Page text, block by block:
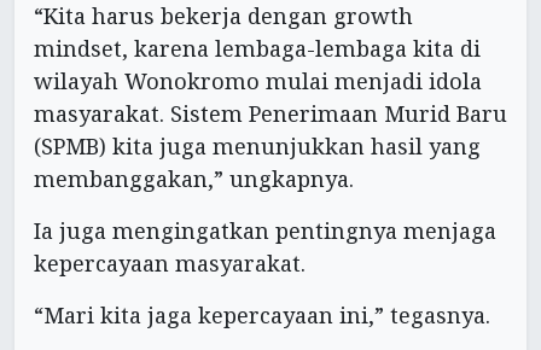
“Kita harus bekerja dengan growth
mindset, karena lembaga-lembaga kita di
wilayah Wonokromo mulai menjadi idola
masyarakat. Sistem Penerimaan Murid Baru
(SPMB) kita juga menunjukkan hasil yang
membanggakan,” ungkapnya.
Ia juga mengingatkan pentingnya menjaga
kepercayaan masyarakat.
“Mari kita jaga kepercayaan ini,” tegasnya.